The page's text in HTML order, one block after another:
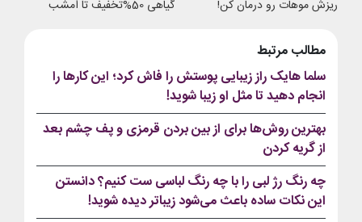
ریزش موهات رو درمان کن! گیاهی 50%تخفیف تا امشب
مطالب مرتبط
سلما هایک راز زیبایی پوستش را فاش کرد؛ این کارها را
انجام دهید تا مثل او زیبا شوید!
بهترین روش‌ها برای از بین بردن قرمزی و پف چشم بعد
از گریه کردن
چه رنگ رژ لبی را با چه رنگ لباسی ست کنیم؟ دانستن
این نکات ساده باعث می‌شود زیباتر دیده شوید!